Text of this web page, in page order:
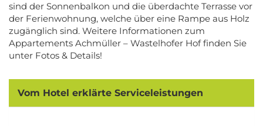
sind der Sonnenbalkon und die überdachte Terrasse vor
der Ferienwohnung, welche über eine Rampe aus Holz
zugänglich sind. Weitere Informationen zum
Appartements Achmüller – Wastelhofer Hof finden Sie
unter Fotos & Details!
Vom Hotel erklärte Serviceleistungen